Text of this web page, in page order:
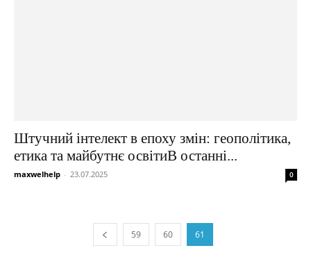
Штучний інтелект в епоху змін: геополітика,
етика та майбутнє освітиВ останні...
maxwelhelp - 23.07.2025 0
59 60 61